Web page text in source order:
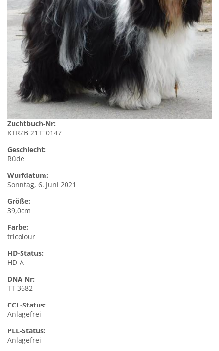
Zuchtbuch-Nr:
KTRZB 21TT0147
Geschlecht:
Rüde
Wurfdatum:
Sonntag, 6. Juni 2021
Größe:
39,0cm
Farbe:
tricolour
HD-Status:
HD-A
DNA Nr:
TT 3682
CCL-Status:
Anlagefrei
PLL-Status:
Anlagefrei